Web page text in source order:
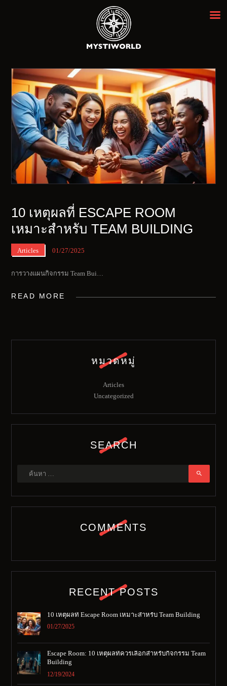
MYSTIWORLD เอสเคป รูม กรุงเทพฯ
ห้องหลบหนีที่ดีที่สุดในกรุงเทพ ★★★★★
ENGLISH
10 เหตุผลที่ ESCAPE ROOM
เหมาะสำหรับ TEAM BUILDING
Articles 01/27/2025
การวางแผนกิจกรรม Team Bui…
READ MORE
หมวดหมู่
Articles
Uncategorized
SEARCH
ค้นหา
สำหรับ:
COMMENTS
RECENT POSTS
10 เหตุผลที่ Escape Room เหมาะสำหรับ Team Building
01/27/2025
Escape Room: 10 เหตุผลที่ควรเลือกสำหรับกิจกรรม Team
Building
12/19/2024